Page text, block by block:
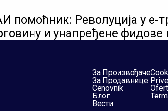
помоћник: Револуција у е-
и унапређене фидове
За Произвођаче
За Продавнице
Cenovnik
Блог
Вести